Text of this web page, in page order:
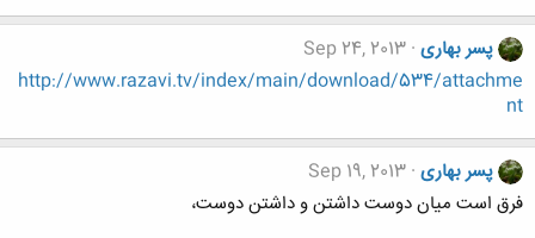
پسر بهاری Sep 24, 2013
http://www.razavi.tv/index/main/download/534/attachme
nt
پسر بهاری Sep 19, 2013
فرق است میان دوست داشتن و داشتن دوست،